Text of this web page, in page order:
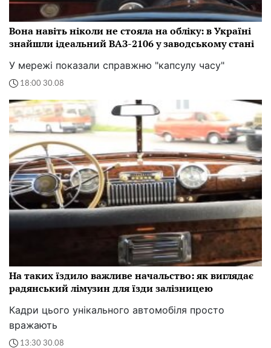
Вона навіть ніколи не стояла на обліку: в Україні
знайшли ідеальний ВАЗ-2106 у заводському стані
У мережі показали справжню "капсулу часу"
18:00 30.08
На таких їздило важливе начальство: як виглядає
радянський лімузин для їзди залізницею
Кадри цього унікального автомобіля просто
вражають
13:30 30.08